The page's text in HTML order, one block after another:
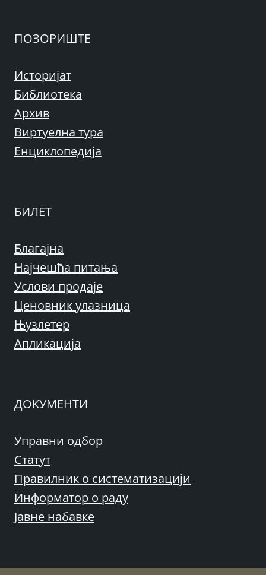
ПОЗОРИШТЕ
Историјат
Библиотека
Архив
Виртуелна тура
Енциклопедија
БИЛЕТ
Благајна
Најчешћа питања
Услови продаје
Ценовник улазница
Њузлетер
Апликација
ДОКУМЕНТИ
Управни одбор
Статут
Правилник о систематизацији
Информатор о раду
Јавне набавке